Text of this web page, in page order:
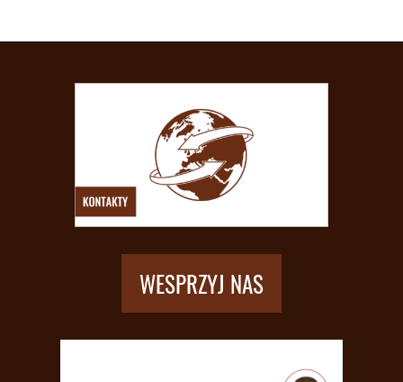
WESPRZYJ NAS